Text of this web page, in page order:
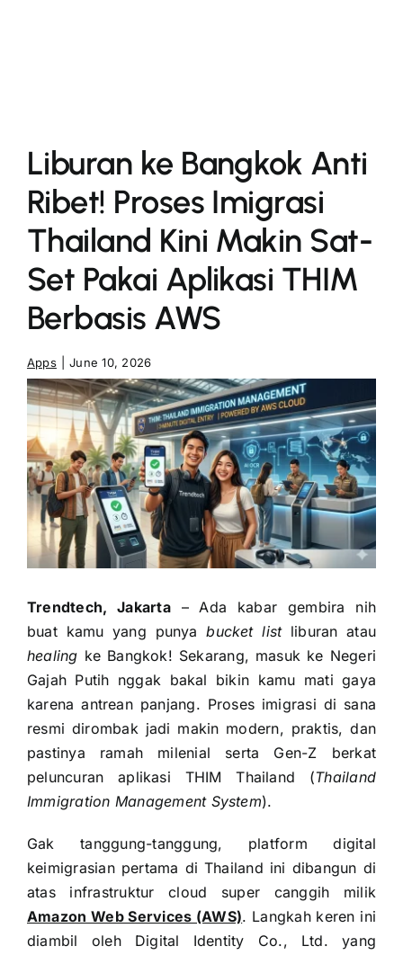
Liburan ke Bangkok Anti
Ribet! Proses Imigrasi
Thailand Kini Makin Sat-
Set Pakai Aplikasi THIM
Berbasis AWS
Apps June 10, 2026
Trendtech, Jakarta– Ada kabar gembira nih
buat kamu yang punyabucket listliburan atau
healing ke Bangkok! Sekarang, masuk ke Negeri
Gajah Putih nggak bakal bikin kamu mati gaya
karena antrean panjang. Proses imigrasi di sana
resmi dirombak jadi makin modern, praktis, dan
pastinya ramah milenial serta Gen-Z berkat
peluncuran aplikasi THIM Thailand (Thailand
Immigration Management System).
Gak tanggung-tanggung, platform digital
keimigrasian pertama di Thailand ini dibangun di
atas infrastruktur cloud super canggih milik
Amazon Web Services (AWS). Langkah keren ini
diambil oleh Digital Identity Co., Ltd. yang